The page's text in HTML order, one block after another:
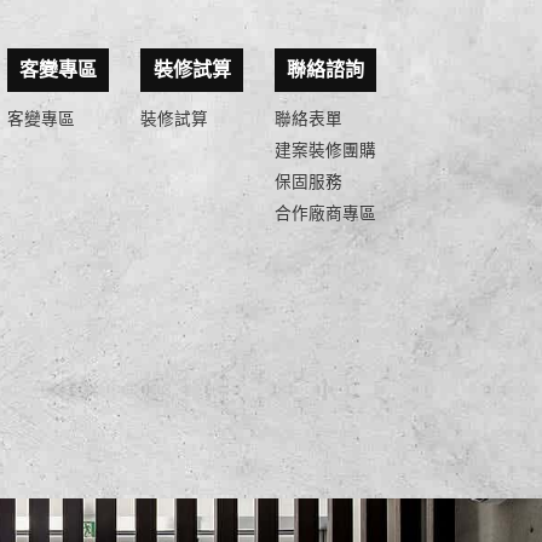
客變專區
客變專區
裝修試算
裝修試算
聯絡諮詢
聯絡表單
建案裝修團購
保固服務
合作廠商專區